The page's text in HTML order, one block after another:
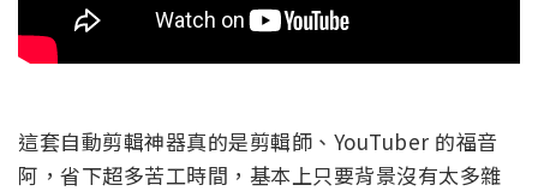
這套自動剪輯神器真的是剪輯師、YouTuber 的福音
阿，省下超多苦工時間，基本上只要背景沒有太多雜